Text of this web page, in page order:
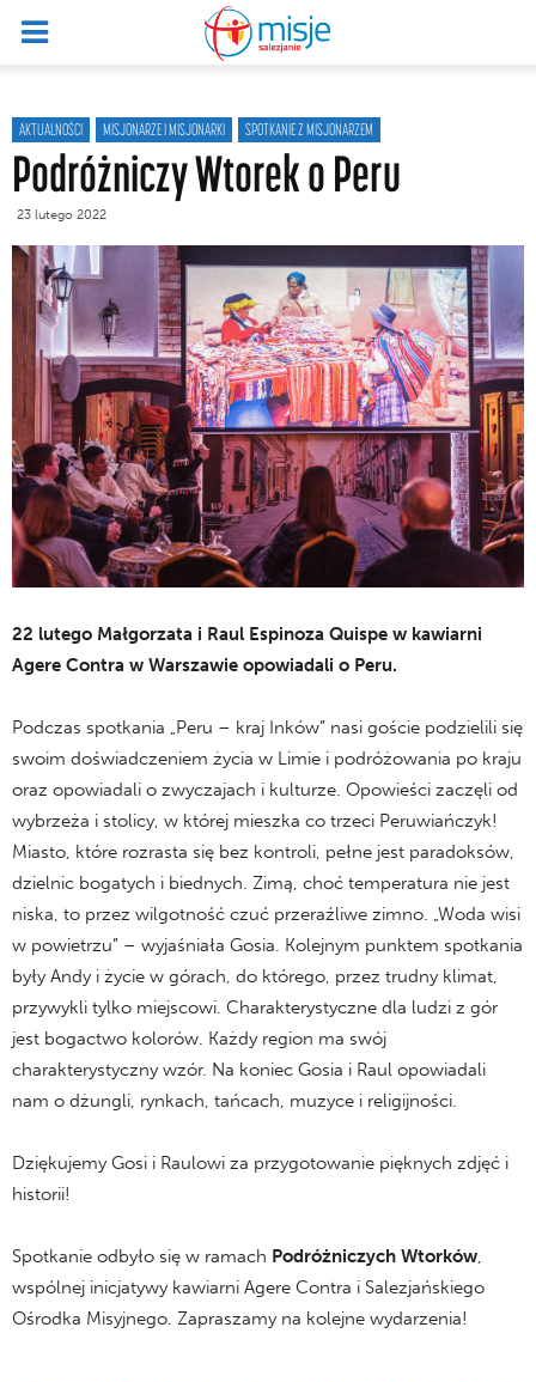
AKTUALNOŚCI MISJONARZE I MISJONARKI SPOTKANIE Z MISJONARZEM
Podróżniczy Wtorek o Peru
23 lutego 2022
22 lutego Małgorzata i Raul Espinoza Quispe w kawiarni
Agere Contra w Warszawie opowiadali o Peru.
Podczas spotkania „Peru – kraj Inków” nasi goście podzielili się
swoim doświadczeniem życia w Limie i podróżowania po kraju
oraz opowiadali o zwyczajach i kulturze. Opowieści zaczęli od
wybrzeża i stolicy, w której mieszka co trzeci Peruwiańczyk!
Miasto, które rozrasta się bez kontroli, pełne jest paradoksów,
dzielnic bogatych i biednych. Zimą, choć temperatura nie jest
niska, to przez wilgotność czuć przeraźliwe zimno. „Woda wisi
w powietrzu” ­– wyjaśniała Gosia. Kolejnym punktem spotkania
były Andy i życie w górach, do którego, przez trudny klimat,
przywykli tylko miejscowi. Charakterystyczne dla ludzi z gór
jest bogactwo kolorów. Każdy region ma swój
charakterystyczny wzór. Na koniec Gosia i Raul opowiadali
nam o dżungli, rynkach, tańcach, muzyce i religijności.
Dziękujemy Gosi i Raulowi za przygotowanie pięknych zdjęć i
historii!
Spotkanie odbyło się w ramach Podróżniczych Wtorków,
wspólnej inicjatywy kawiarni Agere Contra i Salezjańskiego
Ośrodka Misyjnego. Zapraszamy na kolejne wydarzenia!